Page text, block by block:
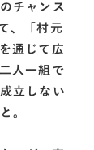
チャンス
、「村元
通じて広
人一組で
立しない
。